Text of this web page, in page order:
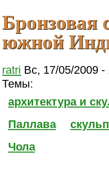
Бронзовая
южной
ratri Вс, 17/05/2009 -
Темы:
архитектура и
Паллава
Чола